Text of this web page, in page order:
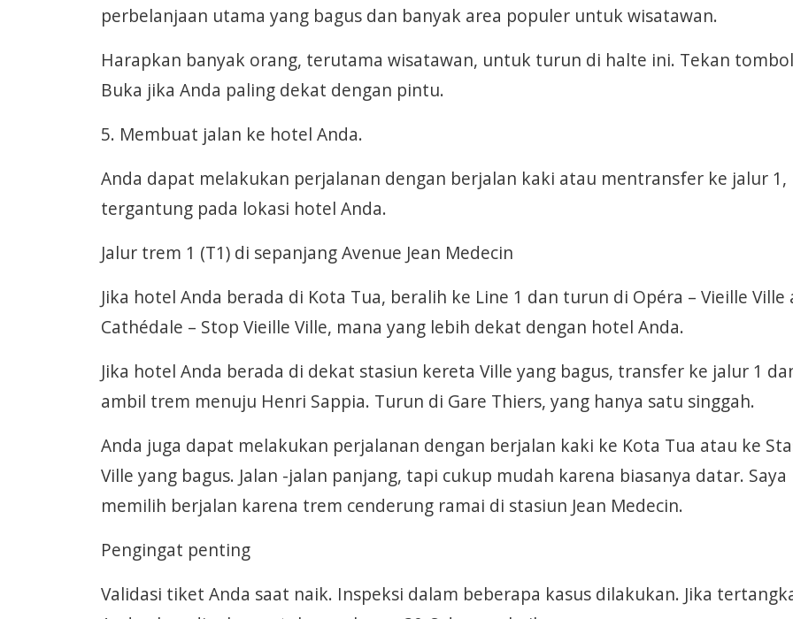
perbelanjaan utama yang bagus dan banyak area populer untuk wisatawan.
Harapkan banyak orang, terutama wisatawan, untuk turun di halte ini. Tekan tombol
Buka jika Anda paling dekat dengan pintu.
5. Membuat jalan ke hotel Anda.
Anda dapat melakukan perjalanan dengan berjalan kaki atau mentransfer ke jalur 1,
tergantung pada lokasi hotel Anda.
Jalur trem 1 (T1) di sepanjang Avenue Jean Medecin
Jika hotel Anda berada di Kota Tua, beralih ke Line 1 dan turun di Opéra – Vieille Ville
Cathédale – Stop Vieille Ville, mana yang lebih dekat dengan hotel Anda.
Jika hotel Anda berada di dekat stasiun kereta Ville yang bagus, transfer ke jalur 1
ambil trem menuju Henri Sappia. Turun di Gare Thiers, yang hanya satu singgah.
Anda juga dapat melakukan perjalanan dengan berjalan kaki ke Kota Tua atau ke
Ville yang bagus. Jalan -jalan panjang, tapi cukup mudah karena biasanya datar. Saya
memilih berjalan karena trem cenderung ramai di stasiun Jean Medecin.
Pengingat penting
Validasi tiket Anda saat naik. Inspeksi dalam beberapa kasus dilakukan. Jika